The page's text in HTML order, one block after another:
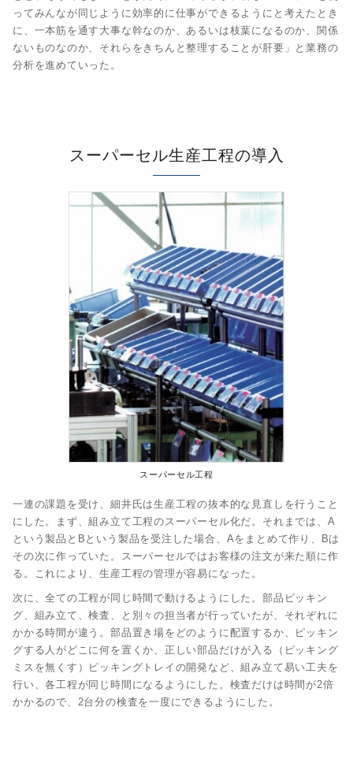
ってみんなが同じように効率的に仕事ができるようにと考えたとき
に、一本筋を通す大事な幹なのか、あるいは枝葉になるのか、関係
ないものなのか、それらをきちんと整理することが肝要」と業務の
分析を進めていった。
スーパーセル生産工程の導入
スーパーセル工程
一連の課題を受け、細井氏は生産工程の抜本的な見直しを行うこと
にした。まず、組み立て工程のスーパーセル化だ。それまでは、A
という製品とBという製品を受注した場合、Aをまとめて作り、Bは
その次に作っていた。スーパーセルではお客様の注文が来た順に作
る。これにより、生産工程の管理が容易になった。
次に、全ての工程が同じ時間で動けるようにした。部品ピッキン
グ、組み立て、検査、と別々の担当者が行っていたが、それぞれに
かかる時間が違う。部品置き場をどのように配置するか、ピッキン
グする人がどこに何を置くか、正しい部品だけが入る（ピッキング
ミスを無くす）ピッキングトレイの開発など、組み立て易い工夫を
行い、各工程が同じ時間になるようにした。検査だけは時間が2倍
かかるので、2台分の検査を一度にできるようにした。